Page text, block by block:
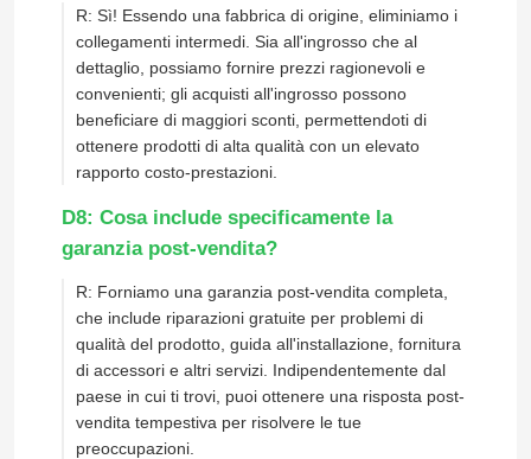
Sala solare in alluminio
parete divisoria
R: Sì! Essendo una fabbrica di origine, eliminiamo i
collegamenti intermedi. Sia all'ingrosso che al
dettaglio, possiamo fornire prezzi ragionevoli e
convenienti; gli acquisti all'ingrosso possono
beneficiare di maggiori sconti, permettendoti di
ottenere prodotti di alta qualità con un elevato
rapporto costo-prestazioni.
D8: Cosa include specificamente la
garanzia post-vendita?
R: Forniamo una garanzia post-vendita completa,
che include riparazioni gratuite per problemi di
qualità del prodotto, guida all'installazione, fornitura
di accessori e altri servizi. Indipendentemente dal
paese in cui ti trovi, puoi ottenere una risposta post-
vendita tempestiva per risolvere le tue
preoccupazioni.